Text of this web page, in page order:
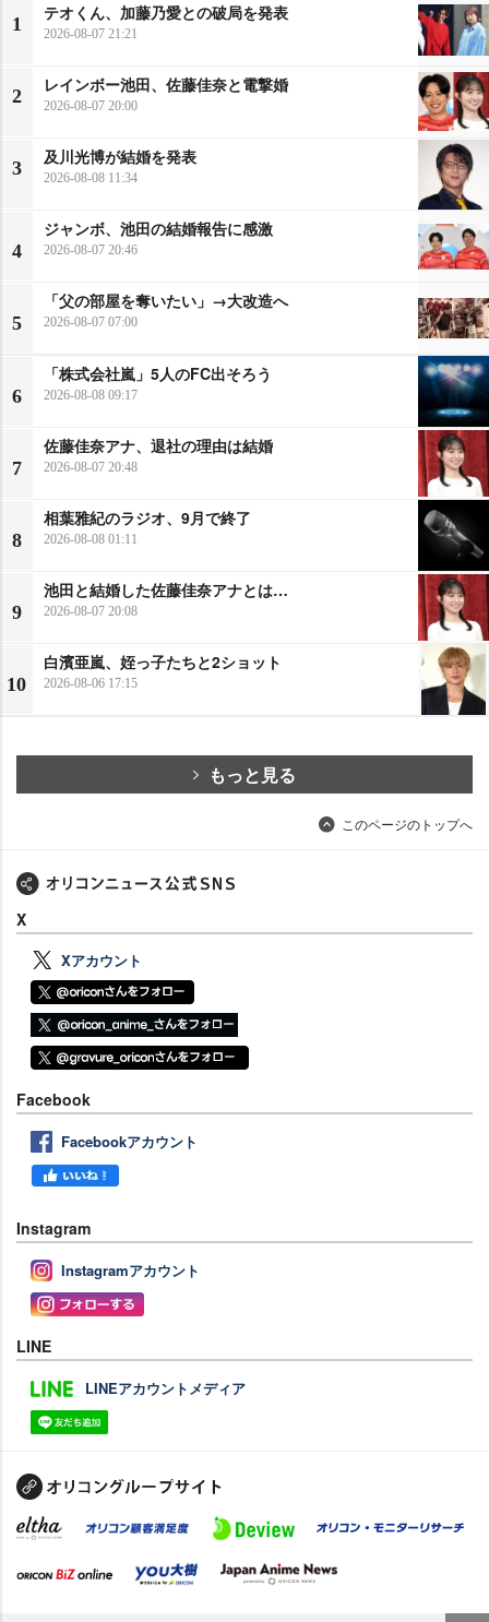
1
テオくん、加藤乃愛との破局を発表
2026-08-07 21:21
2
レインボー池田、佐藤佳奈と電撃婚
2026-08-07 20:00
3
及川光博が結婚を発表
2026-08-08 11:34
4
ジャンボ、池田の結婚報告に感激
2026-08-07 20:46
5
「父の部屋を奪いたい」→大改造へ
2026-08-07 07:00
6
「株式会社嵐」5人のFC出そろう
2026-08-08 09:17
7
佐藤佳奈アナ、退社の理由は結婚
2026-08-07 20:48
8
相葉雅紀のラジオ、9月で終了
2026-08-08 01:11
9
池田と結婚した佐藤佳奈アナとは…
2026-08-07 20:08
10
白濱亜嵐、姪っ子たちと2ショット
2026-08-06 17:15
もっと見る
このページのトップへ
X
Xアカウント
Facebook
Facebookアカウント
Instagram
Instagramアカウント
LINE
LINEアカウントメディア